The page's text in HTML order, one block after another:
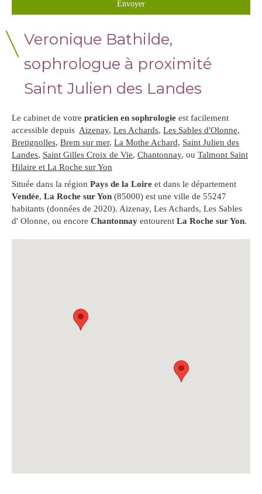
Envoyer
Veronique Bathilde,
sophrologue à proximité
Saint Julien des Landes
Le cabinet de votre praticien en sophrologie est facilement
accessible depuis Aizenay, Les Achards, Les Sables d'Olonne,
Bretignolles, Brem sur mer, La Mothe Achard, Saint Julien des
Landes, Saint Gilles Croix de Vie, Chantonnay, ou Talmont Saint
Hilaire et La Roche sur Yon
Située dans la région Pays de la Loire et dans le département
Vendée, La Roche sur Yon (85000) est une ville de 55247
habitants (données de 2020). Aizenay, Les Achards, Les Sables
d' Olonne, ou encore Chantonnay entourent La Roche sur Yon.